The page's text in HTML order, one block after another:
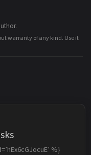
warranty of any kind. Use it
%}